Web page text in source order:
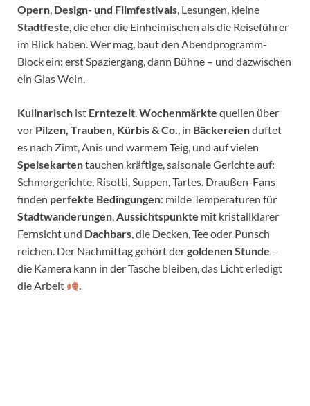
Opern, Design- und Filmfestivals, Lesungen, kleine
Stadtfeste, die eher die Einheimischen als die Reiseführer
im Blick haben. Wer mag, baut den Abendprogramm-
Block ein: erst Spaziergang, dann Bühne – und dazwischen
ein Glas Wein.
Kulinarisch ist Erntezeit.Wochenmärkte quellen über
vor Pilzen, Trauben, Kürbis & Co., in Bäckereienduftet
es nach Zimt, Anis und warmem Teig, und auf vielen
Speisekartentauchen kräftige, saisonale Gerichte auf:
Schmorgerichte, Risotti, Suppen, Tartes. Draußen-Fans
finden perfekte Bedingungen: milde Temperaturen für
Stadtwanderungen,Aussichtspunkte mit kristallklarer
Fernsicht und Dachbars, die Decken, Tee oder Punsch
reichen. Der Nachmittag gehört dergoldenen Stunde –
die Kamera kann in der Tasche bleiben, das Licht erledigt
die Arbeit
.